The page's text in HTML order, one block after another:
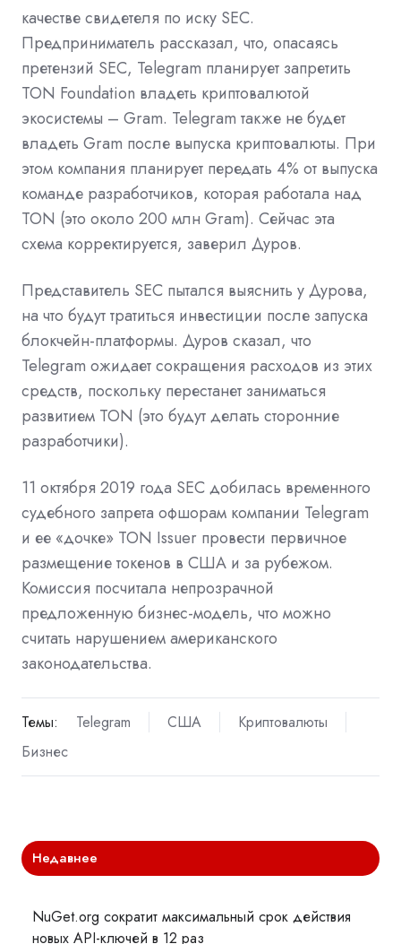
качестве свидетеля по иску SEC.
Предприниматель рассказал, что, опасаясь
претензий SEC, Telegram планирует запретить
TON Foundation владеть криптовалютой
экосистемы – Gram. Telegram также не будет
владеть Gram после выпуска криптовалюты. При
этом компания планирует передать 4% от выпуска
команде разработчиков, которая работала над
TON (это около 200 млн Gram). Сейчас эта
схема корректируется, заверил Дуров.
Представитель SEC пытался выяснить у Дурова,
на что будут тратиться инвестиции после запуска
блокчейн-платформы. Дуров сказал, что
Telegram ожидает сокращения расходов из этих
средств, поскольку перестанет заниматься
развитием TON (это будут делать сторонние
разработчики).
11 октября 2019 года SECдобилась временного
судебного запрета офшорам компании Telegram
и ее «дочке» TON Issuer провести первичное
размещение токенов в США и за рубежом.
Комиссия посчитала непрозрачной
предложенную бизнес-модель, что можно
считать нарушением американского
законодательства.
Темы: Telegram США
Криптовалюты
Бизнес
Недавнее
NuGet.org сократит максимальный срок действия
новых API-ключей в 12 раз